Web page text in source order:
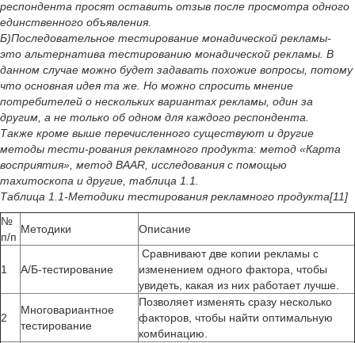
респондента просят оставить отзыв после просмотра одного
единственного объявления.
Б)Последовательное тестирование монадической рекламы-
это альтернатива тестированию монадической рекламы. В
данном случае можно будет задавать похожие вопросы, потому
что основная идея та же. Но можно спросить мнение
потребителей о нескольких вариантах рекламы, один за
другим, а не только об одном для каждого респондента.
Также кроме выше перечисленного существуют и другие
методы тести-рования рекламного продукта: метод «Карта
восприятия», метод BAAR, исследования с помощью
тахитоскопа и другие, таблица 1.1.
Таблица 1.1-Методики тестирования рекламного продукта[11]
№
п/п
Методики Описание
1 А/Б-тестирование
Сравнивают две копии рекламы с
изменением одного фактора, чтобы
увидеть, какая из них работает лучше.
2
Многовариантное
тестирование
Позволяет изменять сразу несколько
факторов, чтобы найти оптимальную
комбинацию.